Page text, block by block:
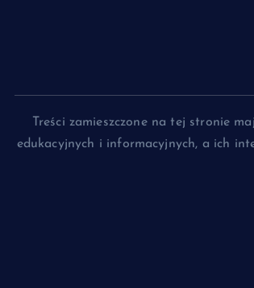
Treści zamieszczone na tej stronie
edukacyjnych i informacyjnych, a ich